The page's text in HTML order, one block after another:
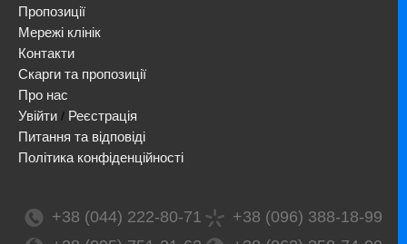
Пропозиції
Мережі клінік
Контакти
Скарги та пропозиції
Про нас
Увійти / Реєстрація
Питання та відповіді
Політика конфіденційності
+38 (044) 222-80-71
+38 (096) 388-18-99